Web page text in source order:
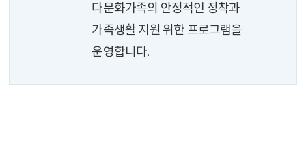
다문화가족의 안정적인 정착과
가족생활 지원 위한 프로그램을
운영합니다.